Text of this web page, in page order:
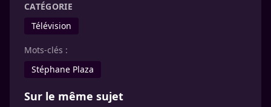
CATÉGORIE
Télévision
Mots-clés :
Stéphane Plaza
Sur le même sujet